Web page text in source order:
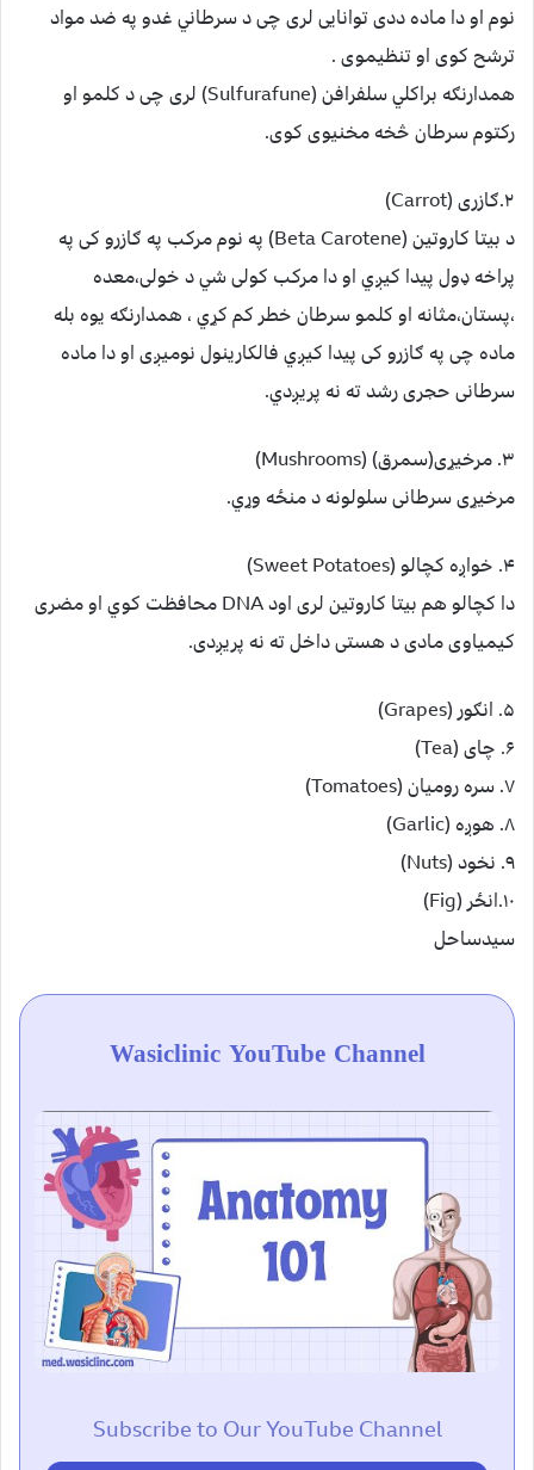
نوم او دا ماده ددی توانايی لری چی د سرطاني غدو په ضد مواد
ترشح کوی او تنظيموی .
همدارنګه براکلي سلفرافن (Sulfurafune) لری چی د کلمو او
رکتوم سرطان څخه مخنيوی کوی.
۲.ګازری (Carrot)
د بيتا کاروتين (Beta Carotene) په نوم مرکب په ګازرو کی په
پراخه ډول پيدا کيږي او دا مرکب کولی شي د خولی،معده
،پستان،مثانه او کلمو سرطان خطر کم کړي ، همدارنګه يوه بله
ماده چی په ګازرو کی پيدا کيږي فالکارينول نوميږی او دا ماده
سرطانی حجری رشد ته نه پريږدي.
۳. مرخيړی(سمرق) (Mushrooms)
مرخيړی سرطانی سلولونه د منځه وړي.
۴. خواږه کچالو (Sweet Potatoes)
دا کچالو هم بيتا کاروتين لری اود DNA محافظت کوي او مضری
کيمياوی مادی د هستی داخل ته نه پريږدی.
۵. انګور (Grapes)
۶. چای (Tea)
۷. سره روميان (Tomatoes)
۸. هوږه (Garlic)
۹. نخود (Nuts)
۱۰.انځر (Fig)
سیدساحل
Wasiclinic YouTube Channel
Subscribe to Our YouTube Channel